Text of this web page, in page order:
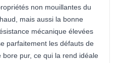
non mouillantes du
mais aussi la bonne
mécanique élevées
parfaitement les défauts de
pur, ce qui la rend idéale